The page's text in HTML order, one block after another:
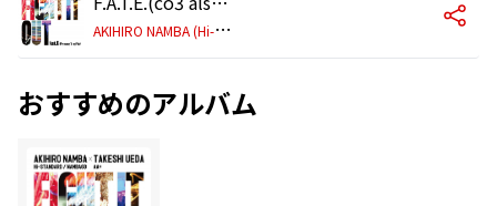
A
KIHIRO NAMBA (Hi-STANDARD / NAMBA69) × TAKESHI UEDA (AA=)
おすすめのアルバム